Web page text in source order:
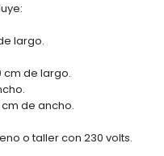
largo.
cm de largo.
de ancho.
o taller con 230 volts.